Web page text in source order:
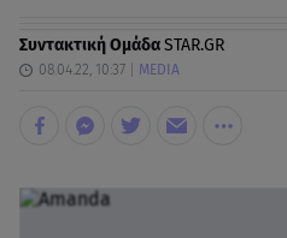
Συντακτική ΟμάδαSTAR.GR
08.04.22, 10:37 MEDIA